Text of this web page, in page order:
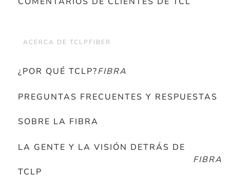
ACERCA DE TCLPFIBER
¿POR QUÉ TCLP?FIBRA
PREGUNTAS FRECUENTES Y RESPUESTAS
SOBRE LA FIBRA
LA GENTE Y LA VISIÓN DETRÁS DE
TCLP
FIBRA